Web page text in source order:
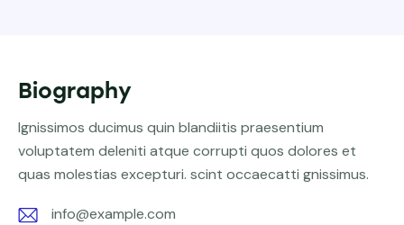
Biography
Ignissimos ducimus quin blandiitis praesentium
voluptatem deleniti atque corrupti quos dolores et
quas molestias excepturi. scint occaecatti gnissimus.
info@example.com